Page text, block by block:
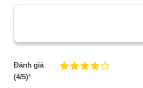
Đánh giá
(4/5)*